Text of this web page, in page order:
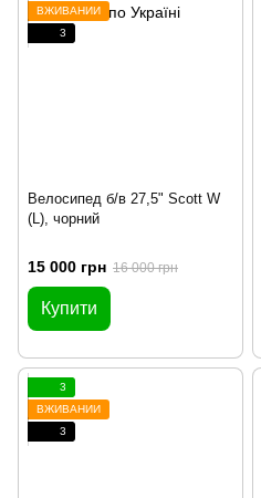
ВЖИВАНИЙ
3
Велосипед б/в 27,5" Scott W
(L), чорний
15 000 грн 16 000 грн
Купити
3
ВЖИВАНИЙ
3